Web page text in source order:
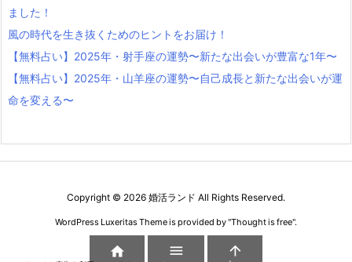
ました！
風の時代を生き抜くためのヒントをお届け！
【無料占い】2025年・射手座の運勢〜新たな出会いが豊富な1年〜
【無料占い】2025年・山羊座の運勢〜自己成長と新たな出会いが運
命を変える〜
Copyright © 2026 婚活ランド All Rights Reserved.
WordPress Luxeritas Theme is provided by "Thought is free".
  